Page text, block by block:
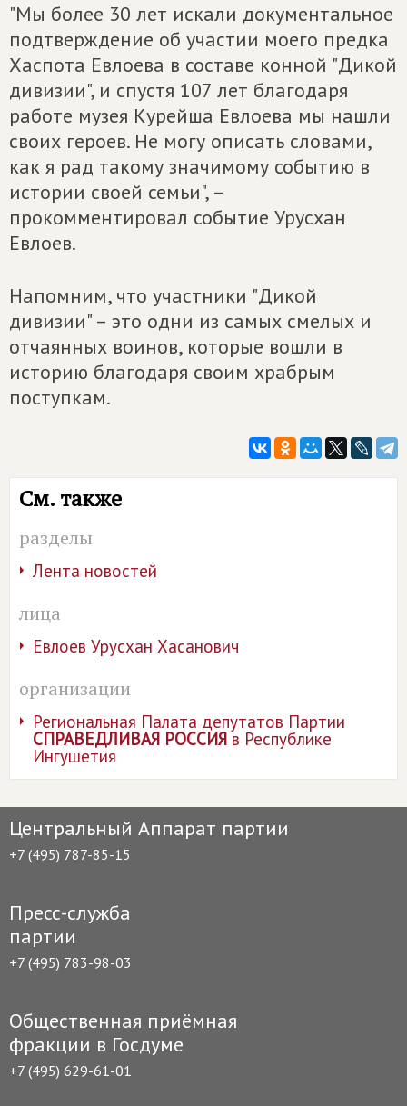
"Мы более 30 лет искали документальное
подтверждение об участии моего предка
Хаспота Евлоева в составе конной "Дикой
дивизии", и спустя 107 лет благодаря
работе музея Курейша Евлоева мы нашли
своих героев. Не могу описать словами,
как я рад такому значимому событию в
истории своей семьи", –
прокомментировал событие Урусхан
Евлоев.
Напомним, что участники "Дикой
дивизии" – это одни из самых смелых и
отчаянных воинов, которые вошли в
историю благодаря своим храбрым
поступкам.
См. также
разделы
Лента новостей
лица
Евлоев Урусхан Хасанович
организации
Региональная Палата депутатов Партии
СПРАВЕДЛИВАЯ РОССИЯв Республике
Ингушетия
Центральный Аппарат партии
+7 (495) 787-85-15
Пресс-служба
партии
+7 (495) 783-98-03
Общественная приёмная
фракции в Госдуме
+7 (495) 629-61-01